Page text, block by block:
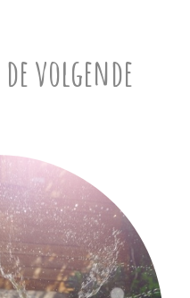
volgende